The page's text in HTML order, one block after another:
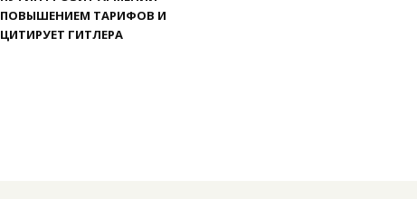
ПОВЫШЕНИЕМ ТАРИФОВ И
ЦИТИРУЕТ ГИТЛЕРА